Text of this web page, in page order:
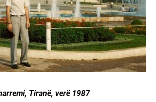
Tiranë, verë 1987